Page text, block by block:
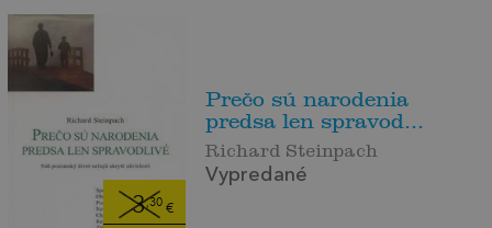
3,30€
Prečo sú narodenia
predsa len spravod...
Richard Steinpach
Vypredané